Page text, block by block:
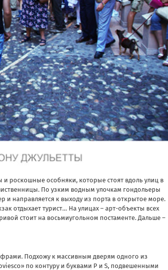
роскошные особняки, которые стоят вдоль улиц в
По узким водным улочкам гондольеры
направляется к выходу из порта в открытое море.
отдыхает турист… На улицах – арт-объекты всех
стоит на восьмиугольном постаменте. Дальше –
Подхожу к массивным дверям одного из
по контуру и буквами P и S, подвешенными